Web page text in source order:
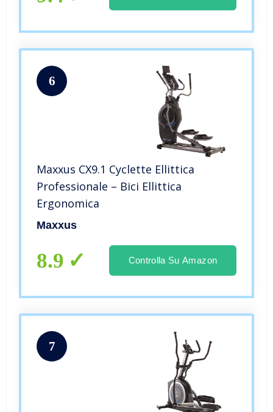
6
Maxxus CX9.1 Cyclette Ellittica
Professionale – Bici Ellittica
Ergonomica
Maxxus
8.9 Controlla Su Amazon
7